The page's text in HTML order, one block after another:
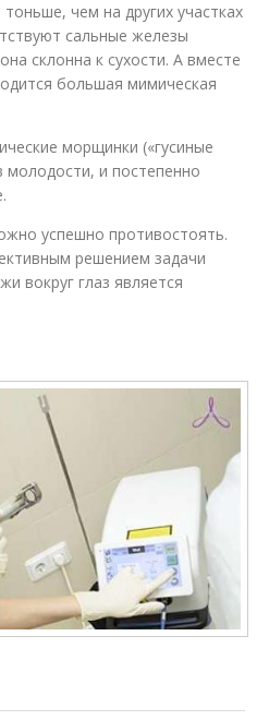
чем на других участках
сальные железы
склонна к сухости. А вместе
большая мимическая
морщинки («гусиные
и постепенно
успешно противостоять.
решением задачи
вокруг глаз является